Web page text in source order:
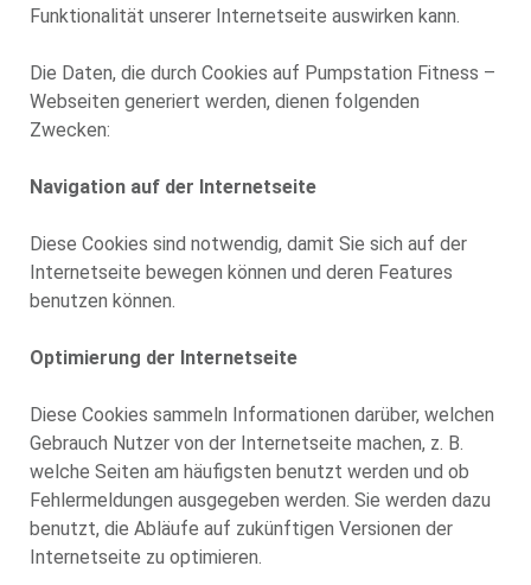
Funktionalität unserer Internetseite auswirken kann.
Die Daten, die durch Cookies auf Pumpstation Fitness –
Webseiten generiert werden, dienen folgenden
Zwecken:
Navigation auf der Internetseite
Diese Cookies sind notwendig, damit Sie sich auf der
Internetseite bewegen können und deren Features
benutzen können.
Optimierung der Internetseite
Diese Cookies sammeln Informationen darüber, welchen
Gebrauch Nutzer von der Internetseite machen, z. B.
welche Seiten am häufigsten benutzt werden und ob
Fehlermeldungen ausgegeben werden. Sie werden dazu
benutzt, die Abläufe auf zukünftigen Versionen der
Internetseite zu optimieren.